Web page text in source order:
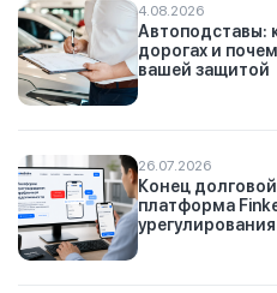
4.08.2026
Автоподставы:
дорогах и
вашей защитой
26.07.2026
Конец
платформа